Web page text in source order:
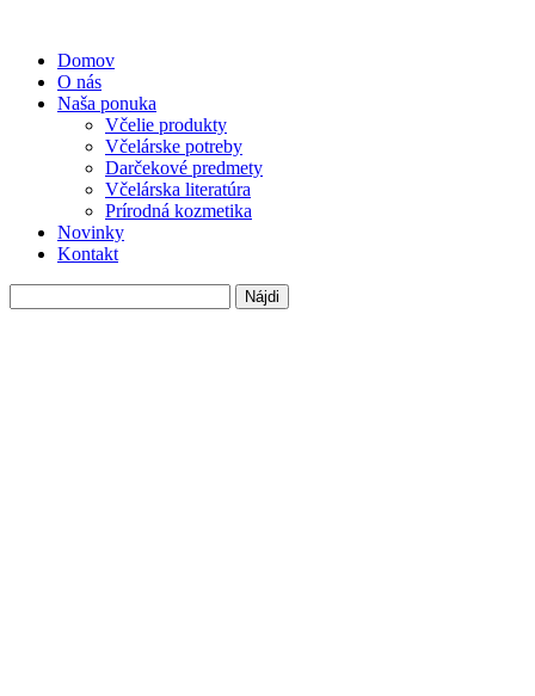
Domov
O nás
Naša ponuka
Včelie produkty
Včelárske potreby
Darčekové predmety
Včelárska literatúra
Prírodná kozmetika
Novinky
Kontakt